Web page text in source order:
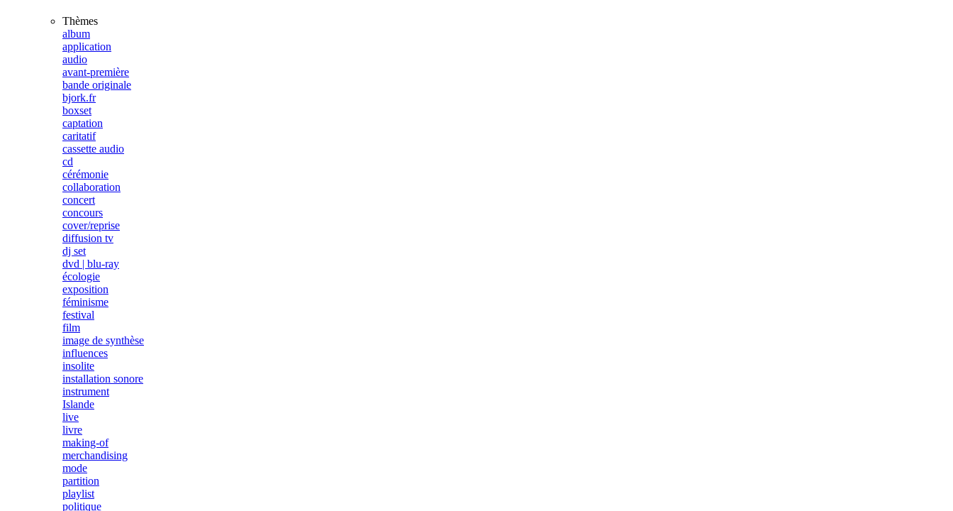
Thèmes
album
application
audio
avant-première
bande originale
bjork.fr
boxset
captation
caritatif
cassette audio
cd
cérémonie
collaboration
concert
concours
cover/reprise
diffusion tv
dj set
dvd | blu-ray
écologie
exposition
féminisme
festival
film
image de synthèse
influences
insolite
installation sonore
instrument
Islande
live
livre
making-of
merchandising
mode
partition
playlist
politique